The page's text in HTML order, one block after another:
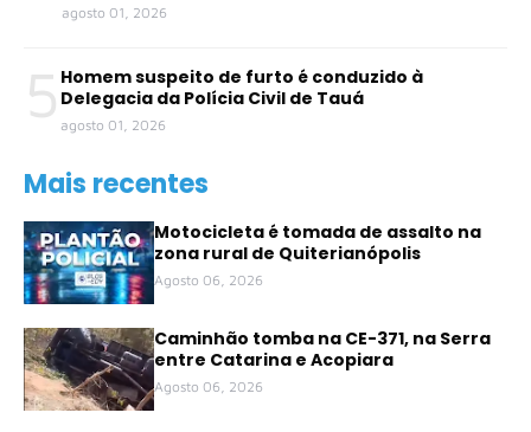
agosto 01, 2026
5 Homem suspeito de furto é conduzido à
Delegacia da Polícia Civil de Tauá
agosto 01, 2026
Mais recentes
Motocicleta é tomada de assalto na
zona rural de Quiterianópolis
Agosto 06, 2026
Caminhão tomba na CE-371, na Serra
entre Catarina e Acopiara
Agosto 06, 2026